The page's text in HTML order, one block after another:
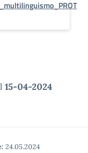
15-04-2024
24.05.2024